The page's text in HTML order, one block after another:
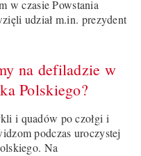
w czasie Powstania
udział m.in. prezydent
na defiladzie w
Polskiego?
i quadów po czołgi i
podczas uroczystej
Na